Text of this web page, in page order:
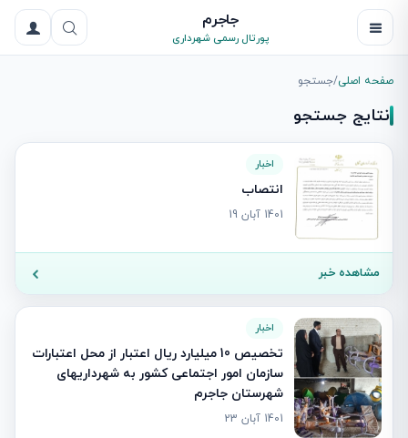
جاجرم
پورتال رسمی شهرداری
صفحه اصلی/جستجو
نتایج جستجو
اخبار
انتصاب
1401 آبان 19
مشاهده خبر
اخبار
تخصیص 10 میلیارد ریال اعتبار از محل اعتبارات
سازمان امور اجتماعی کشور به شهرداریهای
شهرستان جاجرم
1401 آبان 23